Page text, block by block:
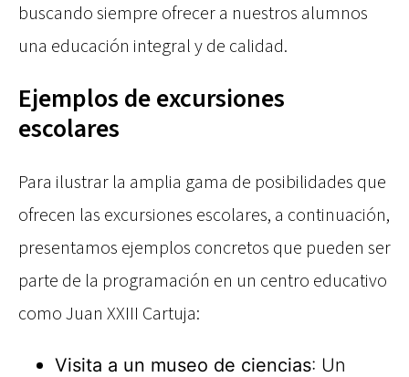
buscando siempre ofrecer a nuestros alumnos
una educación integral y de calidad.
Ejemplos de excursiones
escolares
Para ilustrar la amplia gama de posibilidades que
ofrecen las excursiones escolares, a continuación,
presentamos ejemplos concretos que pueden ser
parte de la programación en un centro educativo
como Juan XXIII Cartuja:
Visita a un museo de ciencias: Un